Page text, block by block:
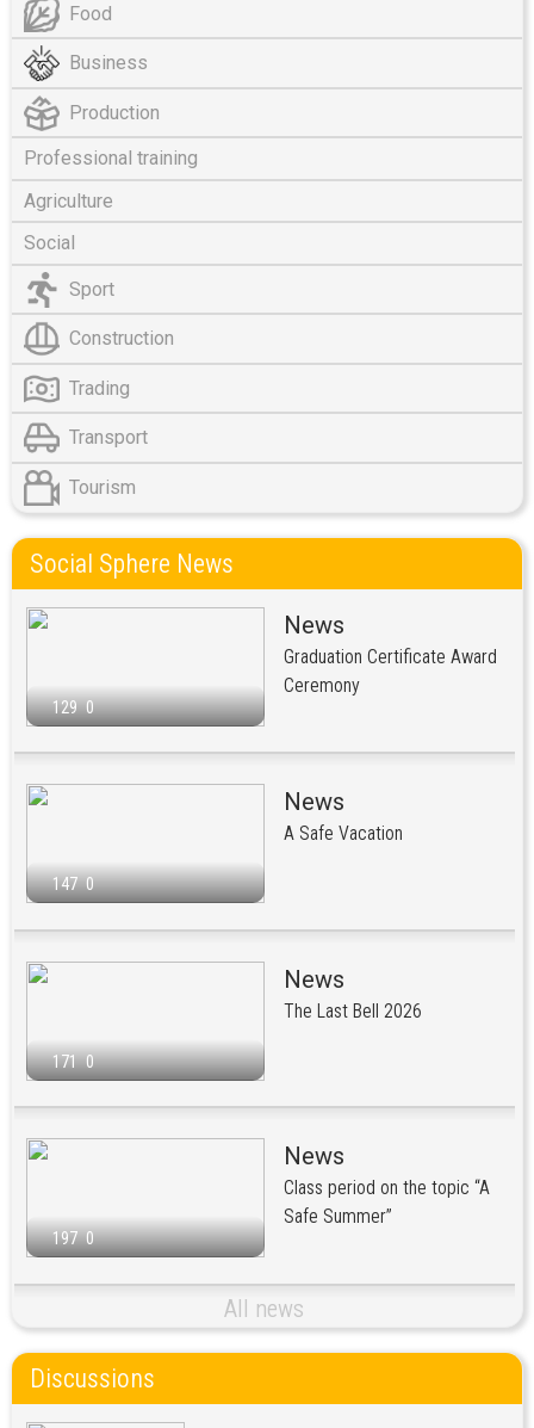
Food
Business
Production
Professional training
Agriculture
Social
Sport
Construction
Trading
Transport
Tourism
Social Sphere News
129 0
News
Graduation Certificate Award
Ceremony
147 0
News
A Safe Vacation
171 0
News
The Last Bell 2026
197 0
News
Class period on the topic “A
Safe Summer”
All news
Discussions